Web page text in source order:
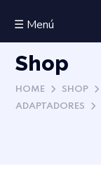
☰ Menú
Shop
HOME SHOP
ADAPTADORES